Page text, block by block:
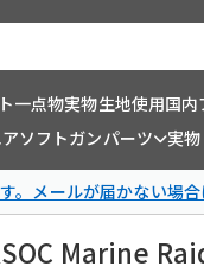
一点物実物生地使用国内
ソフトガンパーツ 実
。メールが届かない場
Marine